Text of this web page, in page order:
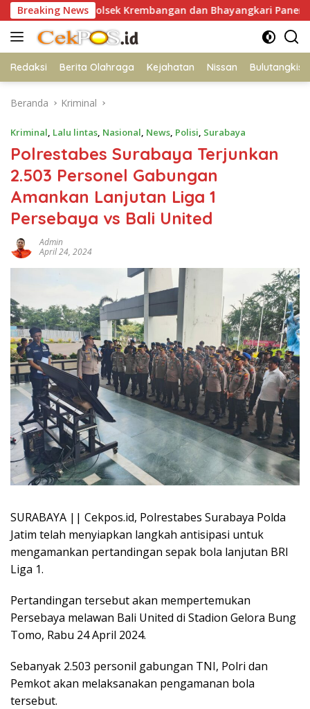
Langsung
ke
konten
Breaking News
Kapolsek Krembangan dan Bhayangkari Panen Sawi Caisim,
Redaksi Berita Olahraga Kejahatan Nissan Bulutangkis
Beranda Kriminal
Kriminal, Lalu lintas, Nasional, News, Polisi, Surabaya
Polrestabes Surabaya Terjunkan
2.503 Personel Gabungan
Amankan Lanjutan Liga 1
Persebaya vs Bali United
Admin
April 24, 2024
SURABAYA || Cekpos.id, Polrestabes Surabaya Polda
Jatim telah menyiapkan langkah antisipasi untuk
mengamankan pertandingan sepak bola lanjutan BRI
Liga 1.
Pertandingan tersebut akan mempertemukan
Persebaya melawan Bali United di Stadion Gelora Bung
Tomo, Rabu 24 April 2024.
Sebanyak 2.503 personil gabungan TNI, Polri dan
Pemkot akan melaksanakan pengamanan bola
tersebut.